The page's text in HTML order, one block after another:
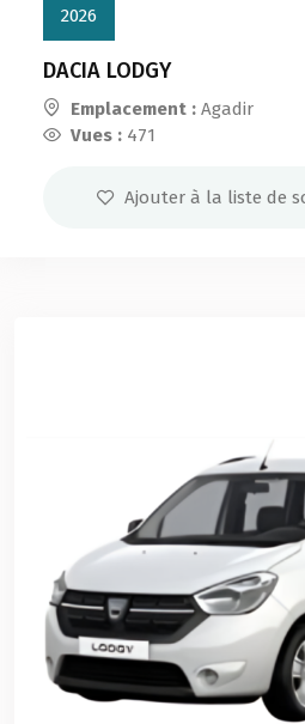
2026
DACIA LODGY
Emplacement : Agadir
Vues : 471
Ajouter à la liste de